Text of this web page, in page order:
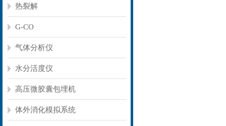
热裂解
G-CO
气体分析仪
水分活度仪
高压微胶囊包埋机
体外消化模拟系统